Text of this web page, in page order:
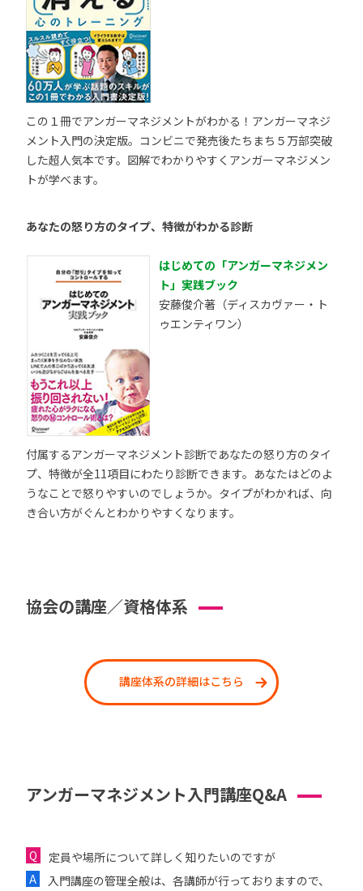
この１冊でアンガーマネジメントがわかる！アンガーマネジ
メント入門の決定版。コンビニで発売後たちまち５万部突破
した超人気本です。図解でわかりやすくアンガーマネジメン
トが学べます。
あなたの怒り方のタイプ、特徴がわかる診断
はじめての「アンガーマネジメン
ト」実践ブック
安藤俊介著（ディスカヴァー・ト
ゥエンティワン）
付属するアンガーマネジメント診断であなたの怒り方のタイ
プ、特徴が全11項目にわたり診断できます。あなたはどのよ
うなことで怒りやすいのでしょうか。タイプがわかれば、向
き合い方がぐんとわかりやすくなります。
協会の講座／資格体系
講座体系の詳細はこちら
アンガーマネジメント入門講座Q&A
定員や場所について詳しく知りたいのですが
入門講座の管理全般は、各講師が行っておりますので、